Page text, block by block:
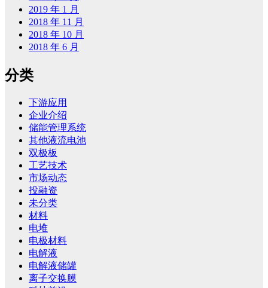
2019 年 1 月
2018 年 11 月
2018 年 10 月
2018 年 6 月
分类
下游应用
企业介绍
储能管理系统
其他液流电池
双极板
工艺技术
市场动态
投融资
未分类
材料
电堆
电极材料
电解液
电解液储罐
离子交换膜